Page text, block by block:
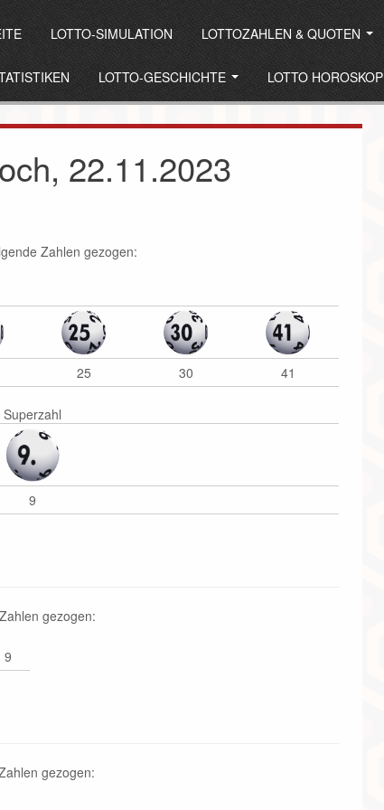
LOTTO-SIMULATION LOTTOZAHLEN & QUOTEN
LOTTO-GESCHICHTE LOTTO HOROSKOP
22.11.2023
Zahlen gezogen:
25 30 41
Superzahl
9
gezogen:
9
gezogen: